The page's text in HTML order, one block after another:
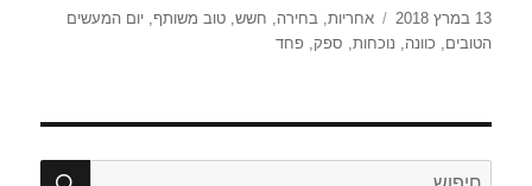
פורסם
בתאריך
13 במרץ 2018 תגיות
אחריות,בחירה, חשש,טוב משותף,יום המעשים
הטובים, כוונה, נוכחות, ספק,פחד
חפש: